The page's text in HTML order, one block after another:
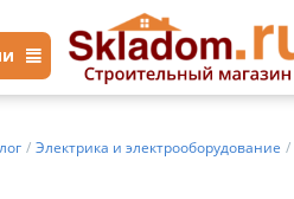
/ Электрика и электрооборудование /